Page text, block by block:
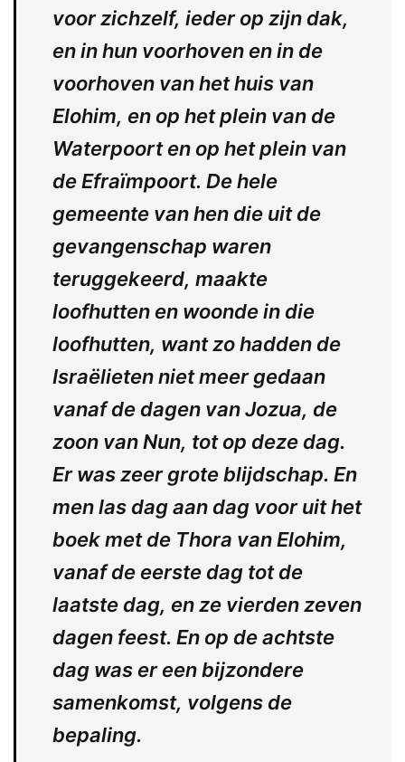
voor zichzelf, ieder op zijn dak,
en in hun voorhoven en in de
voorhoven van het huis van
Elohim, en op het plein van de
Waterpoort en op het plein van
de Efraïmpoort. De hele
gemeente van hen die uit de
gevangenschap waren
teruggekeerd, maakte
loofhutten en woonde in die
loofhutten, want zo hadden de
Israëlieten niet meer gedaan
vanaf de dagen van Jozua, de
zoon van Nun, tot op deze dag.
Er was zeer grote blijdschap. En
men las dag aan dag voor uit het
boek met de Thora van Elohim,
vanaf de eerste dag tot de
laatste dag, en ze vierden zeven
dagen feest. En op de achtste
dag was er een bijzondere
samenkomst, volgens de
bepaling.